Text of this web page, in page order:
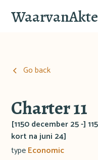
WaarvanAkte
Go back
Charter 11
[1150 december 25 -]
kort na juni 24]
typeEconomic